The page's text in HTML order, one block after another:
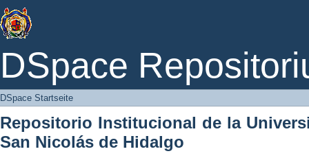
DSpace
DSpace Startseite
DSpace Startseite
Repositorio Institucional de la
San Nicolás de Hidalgo